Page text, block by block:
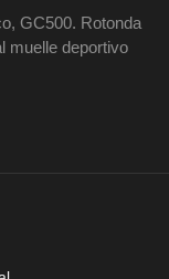
GC500. Rotonda
muelle deportivo